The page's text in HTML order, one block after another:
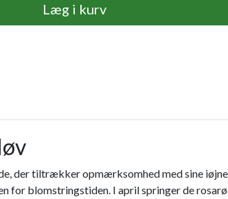
Læg i kurv
der tiltrækker opmærksomhed med sine
for blomstringstiden. I april springer de